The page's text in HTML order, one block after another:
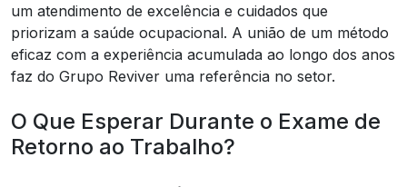
um atendimento de excelência e cuidados que
priorizam a saúde ocupacional. A união de um método
eficaz com a experiência acumulada ao longo dos anos
faz do Grupo Reviver uma referência no setor.
O Que Esperar Durante o Exame de
Retorno ao Trabalho?